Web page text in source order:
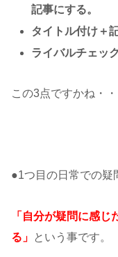
記事にする。
タイトル付け＋
ライバルチェッ
この3点ですかね・・
●1つ目の日常での疑
「自分が疑問に感
る」
という事です。